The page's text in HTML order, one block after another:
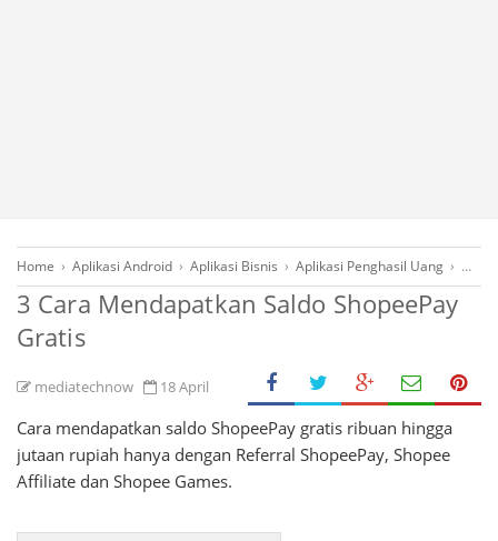
Home › Aplikasi Android › Aplikasi Bisnis › Aplikasi Penghasil Uang ›
3 Cara Mendapatkan Saldo ShopeePay
Gratis
mediatechnow 18 April
Cara mendapatkan saldo ShopeePay gratis ribuan hingga
jutaan rupiah hanya dengan Referral ShopeePay, Shopee
Affiliate dan Shopee Games.